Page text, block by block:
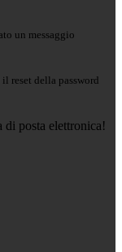
un messaggio
reset della password
di posta elettronica!